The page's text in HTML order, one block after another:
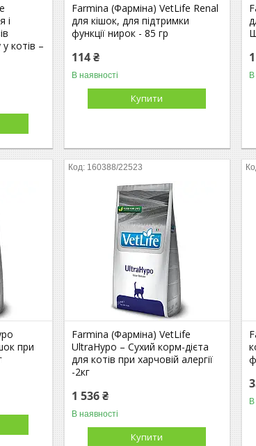
і
у котів –
Farmina (Фарміна) VetLife Renal
для кішок, для підтримки
функції нирок - 85 гр
114 ₴
В наявності
Купити
при
160388/22523
Farmina (Фарміна) VetLife
UltraHypo – Сухий корм-дієта
для котів при харчовій алергії
-2кг
1 536 ₴
В наявності
Купити